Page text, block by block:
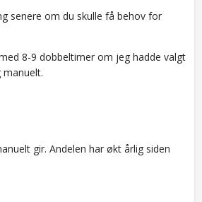
senere om du skulle få behov for
8-9 dobbeltimer om jeg hadde valgt
gir. Andelen har økt årlig siden